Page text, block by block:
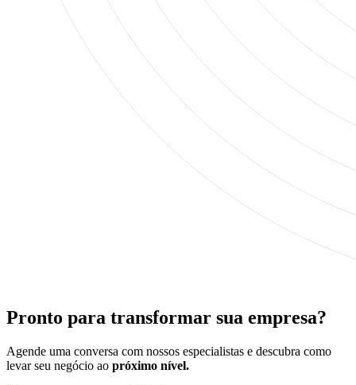
Pronto para transformar sua empresa?
Agende uma conversa com nossos especialistas e descubra como
levar seu negócio ao próximo nível.